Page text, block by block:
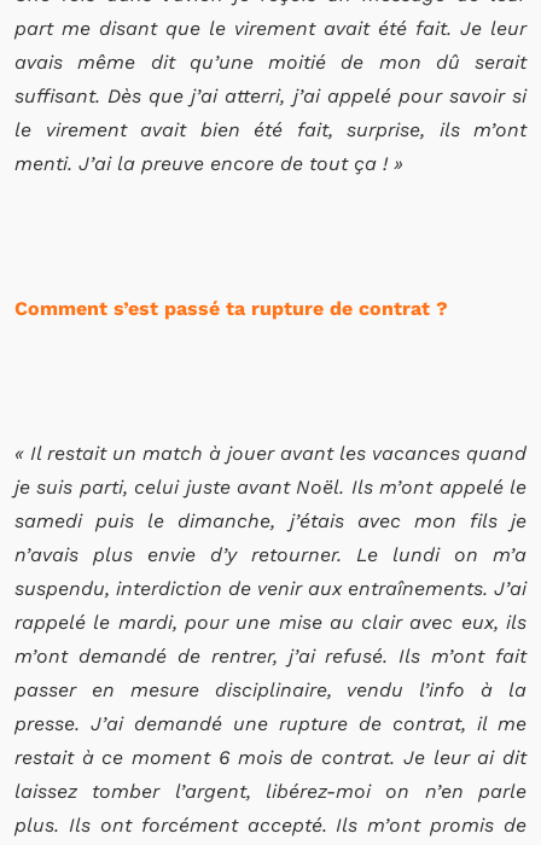
part me disant que le virement avait été fait. Je leur
avais même dit qu’une moitié de mon dû serait
suffisant. Dès que j’ai atterri, j’ai appelé pour savoir si
le virement avait bien été fait, surprise, ils m’ont
menti. J’ai la preuve encore de tout ça ! »
Comment s’est passé ta rupture de contrat ?
« Il restait un match à jouer avant les vacances quand
je suis parti, celui juste avant Noël. Ils m’ont appelé le
samedi puis le dimanche, j’étais avec mon fils je
n’avais plus envie d’y retourner. Le lundi on m’a
suspendu, interdiction de venir aux entraînements. J’ai
rappelé le mardi, pour une mise au clair avec eux, ils
m’ont demandé de rentrer, j’ai refusé. Ils m’ont fait
passer en mesure disciplinaire, vendu l’info à la
presse. J’ai demandé une rupture de contrat, il me
restait à ce moment 6 mois de contrat. Je leur ai dit
laissez tomber l’argent, libérez-moi on n’en parle
plus. Ils ont forcément accepté. Ils m’ont promis de